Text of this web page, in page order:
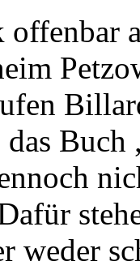
offenbar
weder